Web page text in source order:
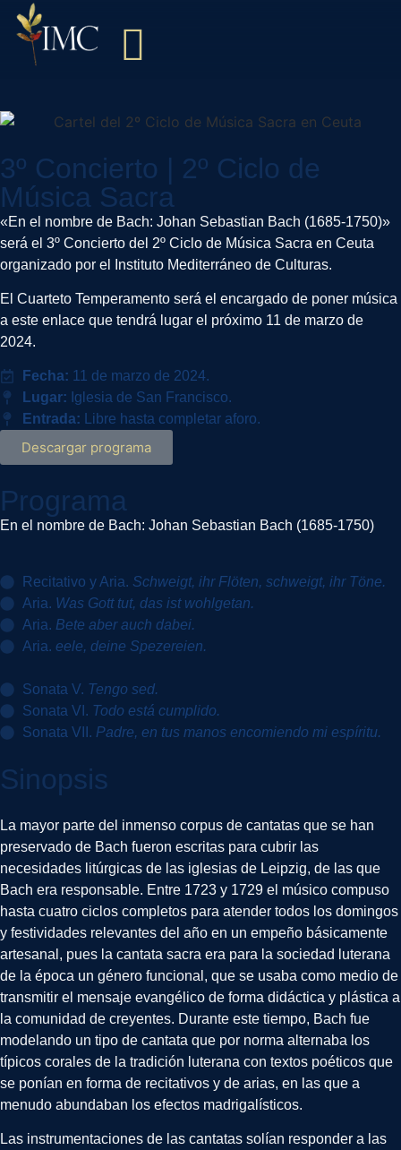
3º Concierto | 2º Ciclo de
Música Sacra
«En el nombre de Bach: Johan Sebastian Bach (1685-1750)»
será el 3º Concierto del 2º Ciclo de Música Sacra en Ceuta
organizado por el Instituto Mediterráneo de Culturas.
El Cuarteto Temperamento será el encargado de poner música
a este enlace que tendrá lugar el próximo 11 de marzo de
2024.
Fecha: 11 de marzo de 2024.
Lugar: Iglesia de San Francisco.
Entrada: Libre hasta completar aforo.
Descargar programa
Programa
En el nombre de Bach: Johan Sebastian Bach (1685-1750)
Recitativo y Aria. Schweigt, ihr Flöten, schweigt, ihr Töne.
Aria. Was Gott tut, das ist wohlgetan.
Aria. Bete aber auch dabei.
Aria. eele, deine Spezereien.
Sonata V. Tengo sed.
Sonata VI. Todo está cumplido.
Sonata VII. Padre, en tus manos encomiendo mi espíritu.
Sinopsis
La mayor parte del inmenso corpus de cantatas que se han
preservado de Bach fueron escritas para cubrir las
necesidades litúrgicas de las iglesias de Leipzig, de las que
Bach era responsable. Entre 1723 y 1729 el músico compuso
hasta cuatro ciclos completos para atender todos los domingos
y festividades relevantes del año en un empeño básicamente
artesanal, pues la cantata sacra era para la sociedad luterana
de la época un género funcional, que se usaba como medio de
transmitir el mensaje evangélico de forma didáctica y plástica a
la comunidad de creyentes. Durante este tiempo, Bach fue
modelando un tipo de cantata que por norma alternaba los
típicos corales de la tradición luterana con textos poéticos que
se ponían en forma de recitativos y de arias, en las que a
menudo abundaban los efectos madrigalísticos.
Las instrumentaciones de las cantatas solían responder a las